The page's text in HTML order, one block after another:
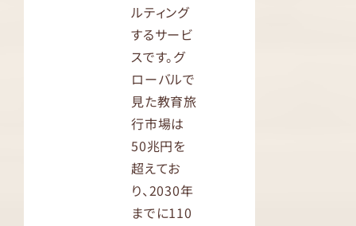
ルティング
するサービ
スです。グ
ローバルで
見た教育旅
行市場は
50兆円を
超えてお
り、2030年
までに110